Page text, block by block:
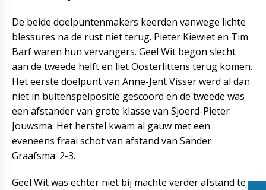
De beide doelpuntenmakers keerden vanwege lichte
blessures na de rust niet terug. Pieter Kiewiet en Tim
Barf waren hun vervangers. Geel Wit begon slecht
aan de tweede helft en liet Oosterlittens terug komen.
Het eerste doelpunt van Anne-Jent Visser werd al dan
niet in buitenspelpositie gescoord en de tweede was
een afstander van grote klasse van Sjoerd-Pieter
Jouwsma. Het herstel kwam al gauw met een
eveneens fraai schot van afstand van Sander
Graafsma: 2-3.
Geel Wit was echter niet bij machte verder afstand te